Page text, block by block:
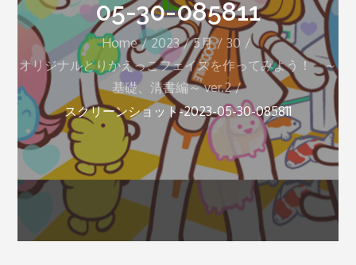
05-30-085811
Home 2023 5月
30
オリジナルとりかえっこフェイスを作ってみよう！ ～
基礎、清書編～ ver.2
スクリーンショット-2023-05-30-085811